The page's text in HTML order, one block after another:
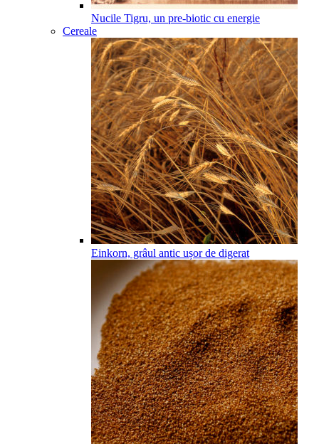
Nucile Tigru, un pre-biotic cu energie
Cereale
Einkorn, grâul antic ușor de digerat